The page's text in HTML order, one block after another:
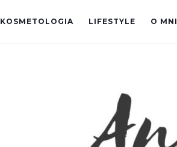
KOSMETOLOGIA LIFESTYLE O